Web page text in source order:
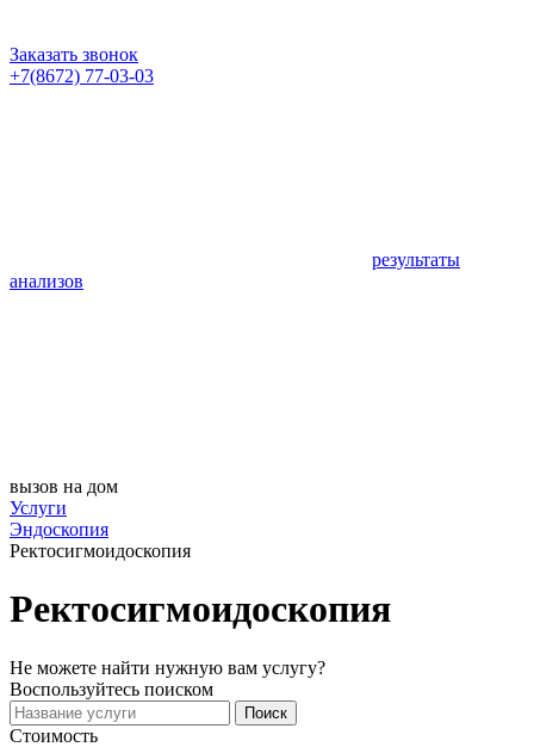
Заказать звонок
+7(8672) 77-03-03
результаты
анализов
вызов на дом
Услуги
Эндоскопия
Ректосигмоидоскопия
Ректосигмоидоскопия
Не можете найти нужную вам услугу?
Воспользуйтесь поиском
Поиск
Стоимость